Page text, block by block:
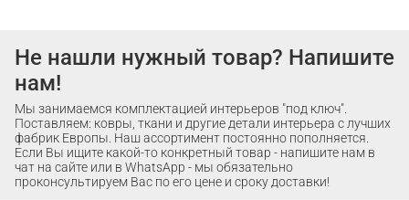
Не нашли нужный товар? Напишите
нам!
Мы занимаемся комплектацией интерьеров "под ключ".
Поставляем: ковры, ткани и другие детали интерьера с лучших
фабрик Европы. Наш ассортимент постоянно пополняется.
Если Вы ищите какой-то конкретный товар - напишите нам в
чат на сайте или в WhatsApp - мы обязательно
проконсультируем Вас по его цене и сроку доставки!